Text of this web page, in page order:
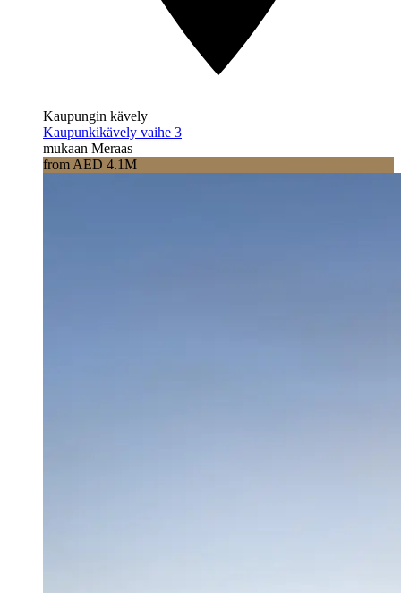
Kaupungin kävely
Kaupunkikävely vaihe 3
mukaan Meraas
from AED 4.1M